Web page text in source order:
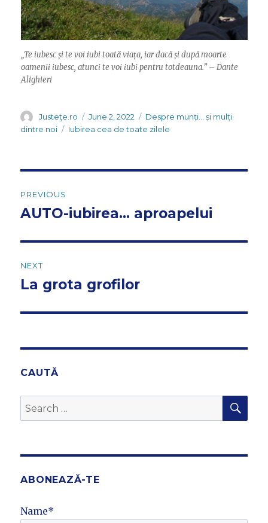
„Te iubesc și te voi iubi toată viața, iar dacă și după moarte
oamenii iubesc, atunci te voi iubi pentru totdeauna.” – Dante
Alighieri
Author
Justeţe.ro
Posted
on
June 2, 2022 Categories
Despre munți... și mulți
dintre noi
Tags
Iubirea cea de toate zilele
navigation
PREVIOUS
Previous
AUTO-iubirea… aproapelui
NEXT
Next
La grota grofilor
CAUTĂ
Search
for:
ABONEAZĂ-TE
Name*